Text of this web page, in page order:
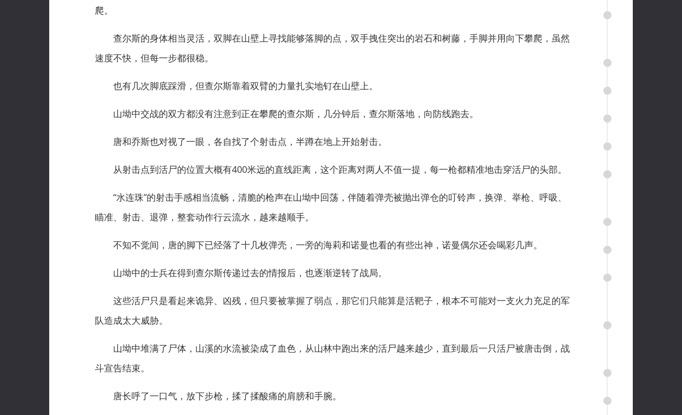
爬。
查尔斯的身体相当灵活，双脚在山壁上寻找能够落脚的点，双手拽住突出的岩石和树藤，手脚并用向下攀爬，虽然
速度不快，但每一步都很稳。
也有几次脚底踩滑，但查尔斯靠着双臂的力量扎实地钉在山壁上。
山坳中交战的双方都没有注意到正在攀爬的查尔斯，几分钟后，查尔斯落地，向防线跑去。
唐和乔斯也对视了一眼，各自找了个射击点，半蹲在地上开始射击。
从射击点到活尸的位置大概有400米远的直线距离，这个距离对两人不值一提，每一枪都精准地击穿活尸的头部。
“水连珠”的射击手感相当流畅，清脆的枪声在山坳中回荡，伴随着弹壳被抛出弹仓的叮铃声，换弹、举枪、呼吸、
瞄准、射击、退弹，整套动作行云流水，越来越顺手。
不知不觉间，唐的脚下已经落了十几枚弹壳，一旁的海莉和诺曼也看的有些出神，诺曼偶尔还会喝彩几声。
山坳中的士兵在得到查尔斯传递过去的情报后，也逐渐逆转了战局。
这些活尸只是看起来诡异、凶残，但只要被掌握了弱点，那它们只能算是活靶子，根本不可能对一支火力充足的军
队造成太大威胁。
山坳中堆满了尸体，山溪的水流被染成了血色，从山林中跑出来的活尸越来越少，直到最后一只活尸被唐击倒，战
斗宣告结束。
唐长呼了一口气，放下步枪，揉了揉酸痛的肩膀和手腕。